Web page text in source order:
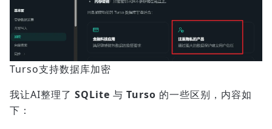
Turso支持数据库加密
我让AI整理了 SQLite 与 Turso 的一些区别，内容如
下：